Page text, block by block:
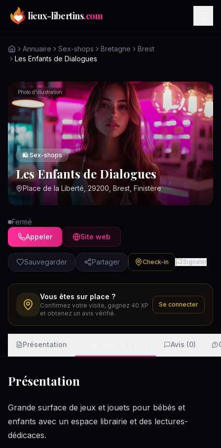
Aller au contenu principal
lieux-libertins.com
Annuaire Sex-shops Bretagne
Brest
Les Enfants de Dialogues
Photo d'illustration
🛍️ Sex-shops
Les Enfants de Dialogues
Place de la Liberté, 29200, Brest, Finistère
Fermé
Appeler
Site web
Sauvegarder Partager Check-in Signaler
Vous êtes sur place ?
Confirmez votre visite, gagnez 40 XP
et obtenez un avis vérifié.
Se connecter
Présentation Avis (0)
Présentation
Grande surface de jeux et jouets pour bébés et
enfants avec un espace librairie et des lectures-
dédicaces.